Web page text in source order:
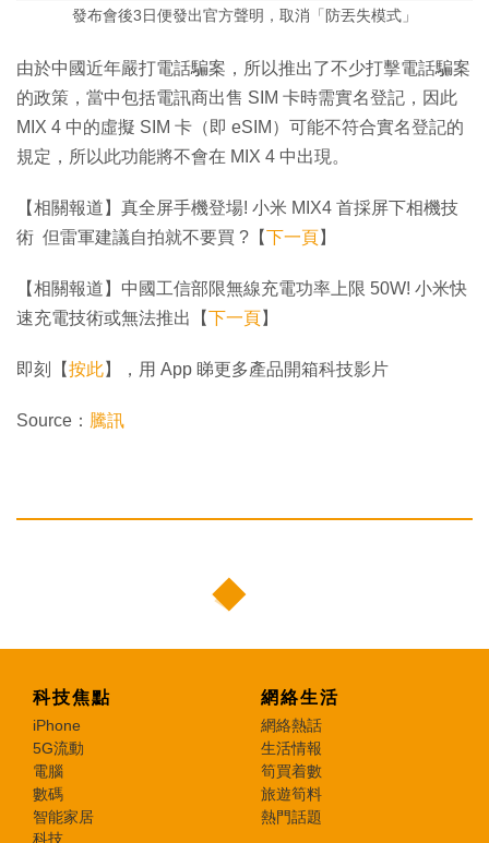
發布會後3日便發出官方聲明，取消「防丟失模式」
由於中國近年嚴打電話騙案，所以推出了不少打擊電話騙案
的政策，當中包括電訊商出售 SIM 卡時需實名登記，因此
MIX 4 中的虛擬 SIM 卡（即 eSIM）可能不符合實名登記的
規定，所以此功能將不會在 MIX 4 中出現。
【相關報道】真全屏手機登場! 小米 MIX4 首採屏下相機技
術 但雷軍建議自拍就不要買 ?【
下一頁 】
【相關報道】中國工信部限無線充電功率上限 50W! 小米快
速充電技術或無法推出【
下一頁 】
即刻【按此】，用 App 睇更多產品開箱科技影片
Source： 騰訊
科技焦點
iPhone
5G流動
電腦
數碼
智能家居
科技
網絡生活
網絡熱話
生活情報
筍買着數
旅遊筍料
熱門話題